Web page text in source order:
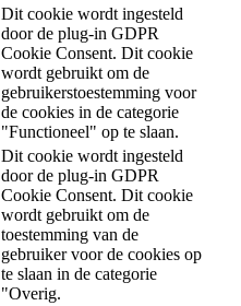
Dit cookie wordt ingesteld
door de plug-in GDPR
Cookie Consent. Dit cookie
wordt gebruikt om de
gebruikerstoestemming voor
de cookies in de categorie
"Functioneel" op te slaan.
Dit cookie wordt ingesteld
door de plug-in GDPR
Cookie Consent. Dit cookie
wordt gebruikt om de
toestemming van de
gebruiker voor de cookies op
te slaan in de categorie
"Overig.